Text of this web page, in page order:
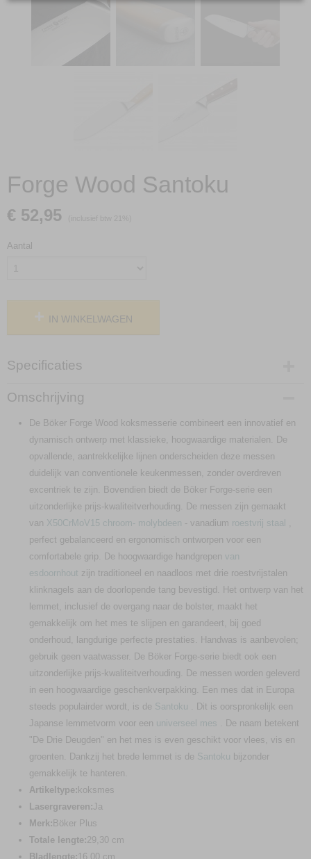
Forge Wood Santoku
€ 52,95
Aantal
IN WINKELWAGEN
Specificaties
Productcode
03BO512
Omschrijving
De Böker Forge Wood koksmesserie combineert een innovatief en
dynamisch ontwerp met klassieke, hoogwaardige materialen. De
opvallende, aantrekkelijke lijnen onderscheiden deze messen
duidelijk van conventionele keukenmessen, zonder overdreven
excentriek te zijn. Bovendien biedt de Böker Forge-serie een
uitzonderlijke prijs-kwaliteitverhouding. De messen zijn gemaakt
van X50CrMoV15 chroom- molybdeen - vanadium roestvrij staal ,
perfect gebalanceerd en ergonomisch ontworpen voor een
comfortabele grip. De hoogwaardige handgrepen van
esdoornhout zijn traditioneel en naadloos met drie roestvrijstalen
klinknagels aan de doorlopende tang bevestigd. Het ontwerp van het
lemmet, inclusief de overgang naar de bolster, maakt het
gemakkelijk om het mes te slijpen en garandeert, bij goed
onderhoud, langdurige perfecte prestaties. Handwas is aanbevolen;
gebruik geen vaatwasser. De Böker Forge-serie biedt ook een
uitzonderlijke prijs-kwaliteitverhouding. De messen worden geleverd
in een hoogwaardige geschenkverpakking. Een mes dat in Europa
steeds populairder wordt, is de Santoku . Dit is oorspronkelijk een
Japanse lemmetvorm voor een universeel mes . De naam betekent
"De Drie Deugden" en het mes is even geschikt voor vlees, vis en
groenten. Dankzij het brede lemmet is de Santoku bijzonder
gemakkelijk te hanteren.
Artikeltype: koksmes
Lasergraveren: Ja
Merk: Böker Plus
Totale lengte:29,30 cm
Bladlengte: 16,00 cm